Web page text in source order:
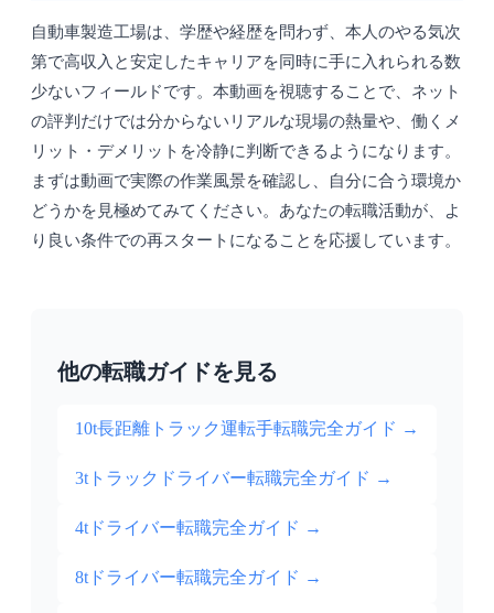
自動車製造工場は、学歴や経歴を問わず、本人のやる気次
第で高収入と安定したキャリアを同時に手に入れられる数
少ないフィールドです。本動画を視聴することで、ネット
の評判だけでは分からないリアルな現場の熱量や、働くメ
リット・デメリットを冷静に判断できるようになります。
まずは動画で実際の作業風景を確認し、自分に合う環境か
どうかを見極めてみてください。あなたの転職活動が、よ
り良い条件での再スタートになることを応援しています。
他の転職ガイドを見る
10t長距離トラック運転手転職完全ガイド →
3tトラックドライバー転職完全ガイド →
4tドライバー転職完全ガイド →
8tドライバー転職完全ガイド →